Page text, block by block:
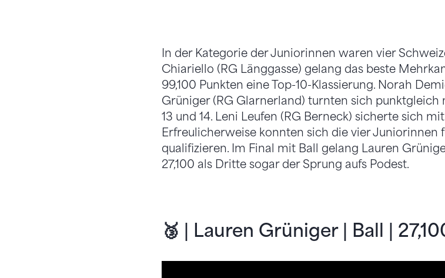
In der Kategorie der Juniorinnen waren vier
Chiariello (RG Länggasse) gelang das beste
99,100 Punkten eine Top-10-Klassierung. Norah
Grüniger (RG Glarnerland) turnten sich punktgleich
13 und 14. Leni Leufen (RG Berneck) sicherte sich
Erfreulicherweise konnten sich die vier Juniorinnen
qualifizieren. Im Final mit Ball gelang Lauren
27,100 als Dritte sogar der Sprung aufs Podest.
🥉 | Lauren Grüniger | Ball |